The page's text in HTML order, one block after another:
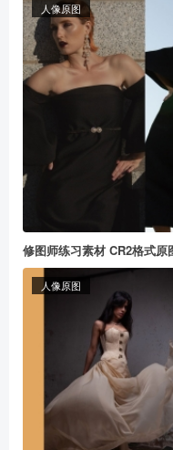
人像原图
修图师练习素材 CR2格式
人像原图